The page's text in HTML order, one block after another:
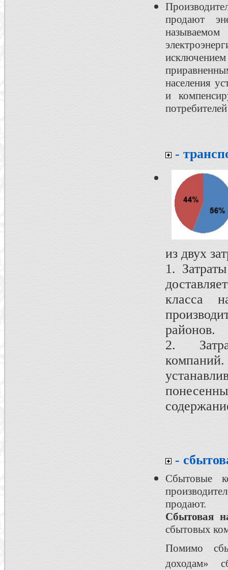
продают
населения
и
потребителей
-
из двух
1.
класса
районов.
2.
-
Сбытовые
продают.
Сбытовая
сбытовых
Помимо
доходам»